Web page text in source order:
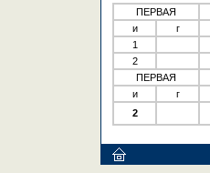
ПЕРВАЯ
и г
1
2
ПЕРВАЯ
и
г
2